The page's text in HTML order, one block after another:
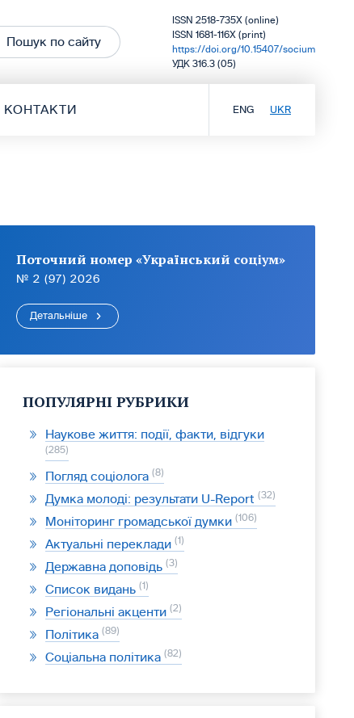
Пошук по сайту
ISSN 2518-735X (online)
ISSN 1681-116X (print)
https://doi.org/10.15407/socium
УДК 316.3 (05)
КОНТАКТИ ENG UKR
Поточний номер «Український соціум»
№ 2 (97) 2026
Детальніше
ПОПУЛЯРНІ РУБРИКИ
Наукове життя: події, факти, відгуки
285
Погляд соціолога 8
Думка молоді: результати U-Report 32
Моніторинг громадської думки 106
Актуальні переклади 1
Державна доповідь 3
Список видань 1
Регіональні акценти 2
Політика 89
Соціальна політика 82